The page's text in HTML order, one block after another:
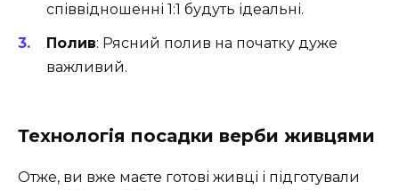
співвідношенні 1:1 будуть ідеальні.
Полив: Рясний полив на початку дуже
важливий.
Технологія посадки верби живцями
Отже, ви вже маєте готові живці і підготували